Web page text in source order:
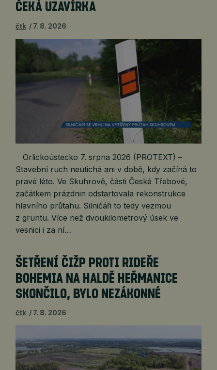
ČEKÁ UZAVÍRKA
čtk 7. 8. 2026
Orlickoústecko 7. srpna 2026 (PROTEXT) –
Stavební ruch neutichá ani v době, kdy začíná to
pravé léto. Ve Skuhrově, části České Třebové,
začátkem prázdnin odstartovala rekonstrukce
hlavního průtahu. Silničáři to tedy vezmou
z gruntu. Více než dvoukilometrový úsek ve
vesnici i za ní…
ŠETŘENÍ ČIŽP PROTI RIDEŘE
BOHEMIA NA HALDĚ HEŘMANICE
SKONČILO, BYLO NEZÁKONNÉ
čtk 7. 8. 2026